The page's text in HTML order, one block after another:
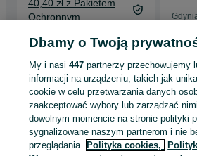
40,40 zł z Pakietem
Ochronnym
24 lipca 2026
Strona główna Antyki i Kolekcje Antyki
Żyrandole - Lubuskie
Żyrandole - Sidłów
KATEGORIA
Dbamy o Twoją
My i nasi447 partnerzy przechowujemy
informacji na urządzeniu, takich jak
cookie w celu przetwarzania danych
zaakceptować wybory lub zarządzać
dowolnym momencie na stronie polityki
sygnalizowane naszym partnerom i nie
przeglądania. Polityka cookies,